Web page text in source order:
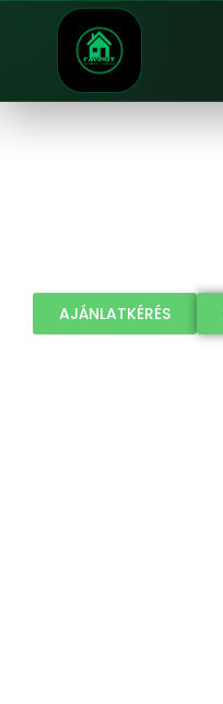
AJÁNLATKÉRÉS